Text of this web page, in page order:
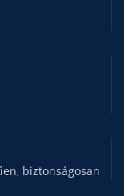
biztonságosan